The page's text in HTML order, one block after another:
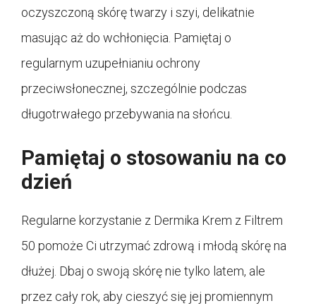
oczyszczoną skórę twarzy i szyi, delikatnie
masując aż do wchłonięcia. Pamiętaj o
regularnym uzupełnianiu ochrony
przeciwsłonecznej, szczególnie podczas
długotrwałego przebywania na słońcu.
Pamiętaj o stosowaniu na co
dzień
Regularne korzystanie z Dermika Krem z Filtrem
50 pomoże Ci utrzymać zdrową i młodą skórę na
dłużej. Dbaj o swoją skórę nie tylko latem, ale
przez cały rok, aby cieszyć się jej promiennym